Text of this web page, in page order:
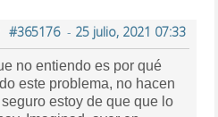
#365176- 25 julio, 2021 07:33
no entiendo es por qué
este problema, no hacen
estoy de que que lo